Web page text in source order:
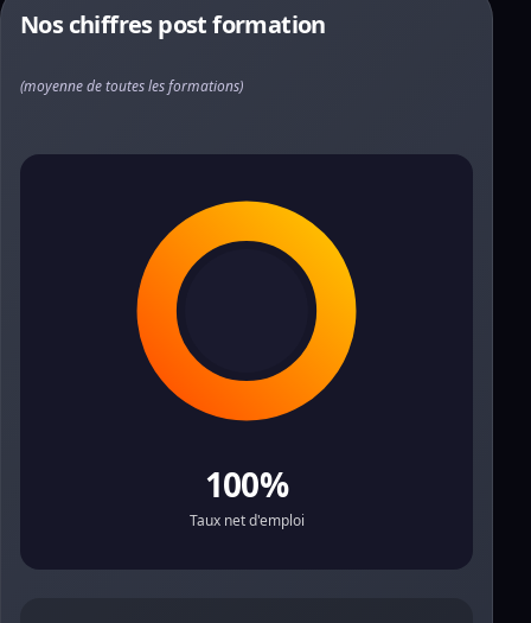
Nos chiffres post formation
(moyenne de toutes les formations)
100%
Taux net d'emploi